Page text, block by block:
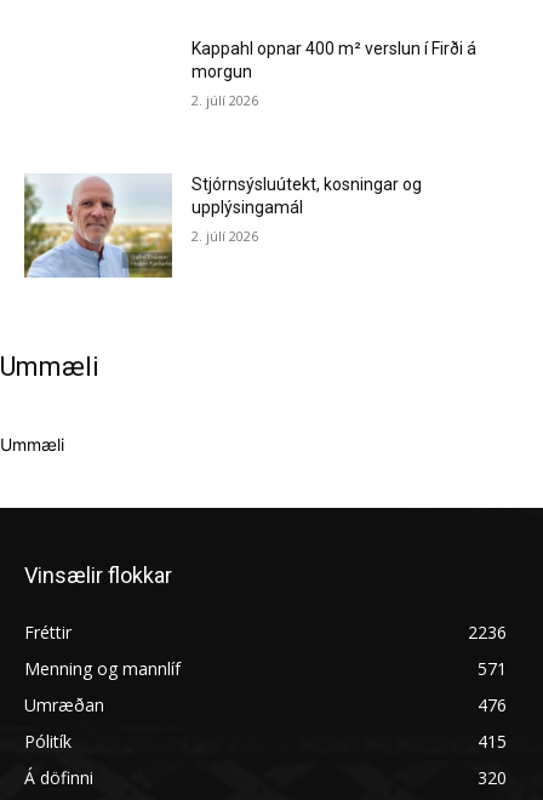
Kappahl opnar 400 m² verslun í Firði á
morgun
2. júlí 2026
Stjórnsýsluútekt, kosningar og
upplýsingamál
2. júlí 2026
Ummæli
Ummæli
Vinsælir flokkar
Fréttir
2236
Menning og mannlíf
571
Umræðan
476
Pólitík
415
Á döfinni
320